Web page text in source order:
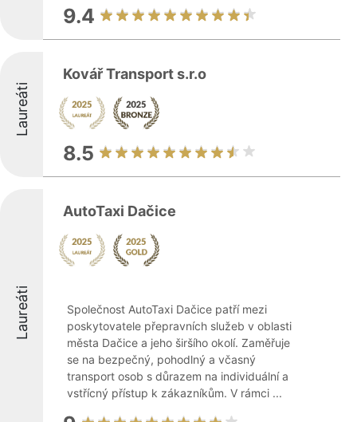
9.4
Laureáti
Kovář Transport s.r.o
8.5
Laureáti
AutoTaxi Dačice
Společnost AutoTaxi Dačice patří mezi
poskytovatele přepravních služeb v oblasti
města Dačice a jeho širšího okolí. Zaměřuje
se na bezpečný, pohodlný a včasný
transport osob s důrazem na individuální a
vstřícný přístup k zákazníkům. V rámci ...